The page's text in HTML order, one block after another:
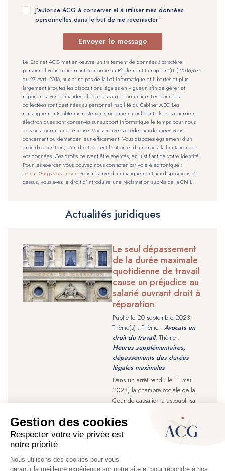
J’autorise ACG à conserver et à utiliser mes données
personnelles dans le but de me recontacter
Envoyer le message
Le Cabinet ACG met en œuvre un traitement de données à caractère
personnel vous concernant conforme au Règlement Européen (UE) 2016/679
du 27 Avril 2016, aux principes de la Loi Informatique et Libertés et plus
largement à toutes les dispositions légales en vigueur, afin de gérer et
répondre à vos demandes effectuées via ce formulaire. Les données
collectées sont destinées au personnel habilité du Cabinet ACG Les
renseignements obtenus resteront strictement confidentiels. Les courriers
électroniques sont conservés sur support informatique le temps pour nous
de vous fournir une réponse. Vous pouvez accéder aux données vous
concernant ou demander leur effacement. Vous disposez également d’un
droit d’opposition, d’un droit de rectification et d’un droit à la limitation de
vos données. Ces droits peuvent être exercés, en justifiant de votre identité.
Pour les exercer, vous pouvez nous contacter par voie électronique :
contact@acg-avocat.com. Sous réserve d’un manquement aux dispositions ci-
dessus, vous avez le droit d’introduire une réclamation auprès de la CNIL.
Actualités juridiques
Le seul dépassement
de la durée maximale
quotidienne de travail
cause un préjudice au
salarié ouvrant droit à
réparation
Publié le 20 septembre 2023 -
Thème(s) : Thème : Avocats en
droit du travail, Thème :
Heures supplémentaires,
dépassements des durées
légales maximales
Dans un arrêt rendu le 11 mai
2023, la chambre sociale de la
Cour de cassation a assoupli sa
salarié victime d’un non-respect
de la réglementation sur la durée